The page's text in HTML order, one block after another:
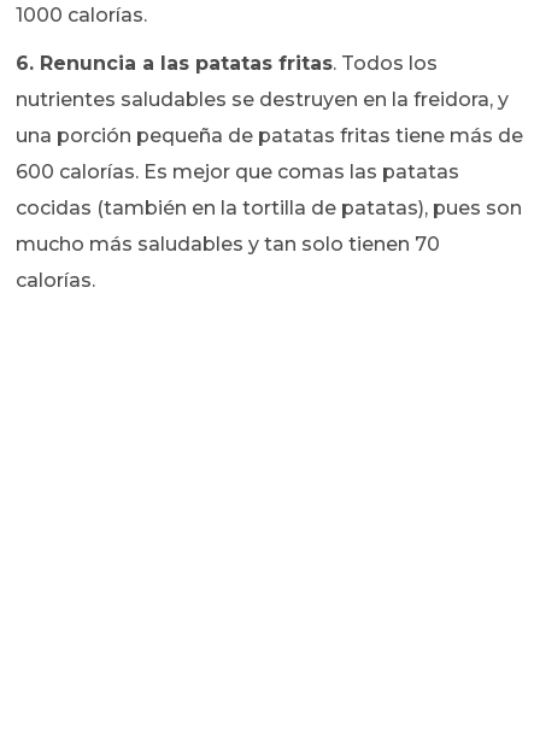
1000 calorías.
6. Renuncia a las patatas fritas. Todos los
nutrientes saludables se destruyen en la freidora, y
una porción pequeña de patatas fritas tiene más de
600 calorías. Es mejor que comas las patatas
cocidas (también en la tortilla de patatas), pues son
mucho más saludables y tan solo tienen 70
calorías.